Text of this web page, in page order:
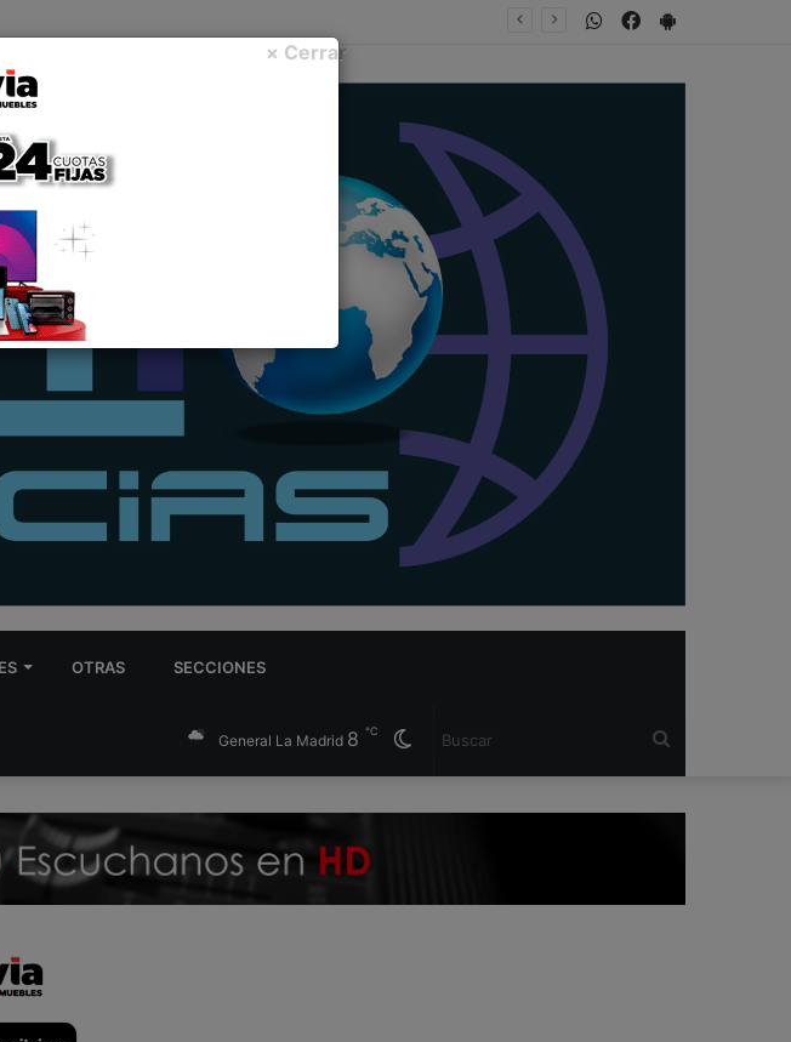
Y GOLEADORES DE LA QUINTA FECHA PlayStore
Facebook
WhatsApp
OTRAS SECCIONES
Cambiar
modo
General La Madrid 8 ℃
× Cerrar